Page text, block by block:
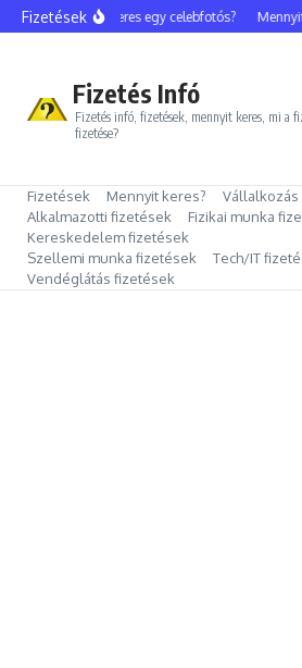
Ugrás a tartalomhoz
Fizetések
Mennyit keres egy celebfotós? Mennyit
Fizetés Infó
Fizetés infó, fizetések, mennyit keres, mi a
fizetése?
Fizetések Mennyit keres?
Alkalmazotti fizetések
Fizikai munka
Kereskedelem fizetések
Szellemi munka fizetések
Tech/IT
Vendéglátás fizetések